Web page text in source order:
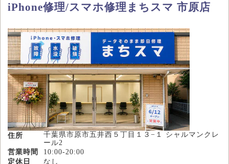
iPhone修理/スマホ修理まちスマ 市原店
住所
千葉県市原市五井西５丁目１３−１ シャルマンクレ
ール2
営業時間
10:00-20:00
定休日
なし